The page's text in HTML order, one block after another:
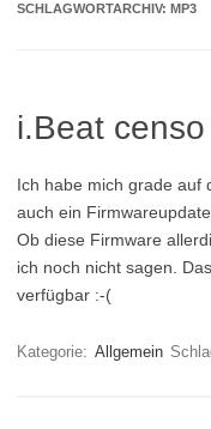
SCHLAGWORTARCHIV: MP3
i.Beat
Ich habe mich grade auf
auch ein
Ob diese Firmware
ich noch nicht sagen.
verfügbar :-(
Kategorie: Allgemein